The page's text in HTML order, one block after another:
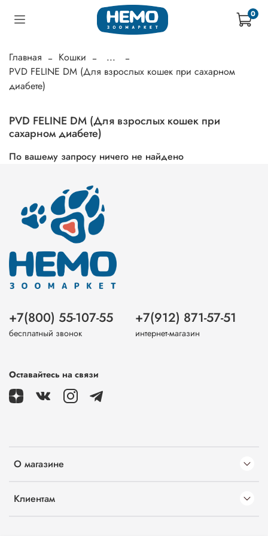
0
Главная Кошки
...
PVD FELINE DM (Для взрослых кошек при сахарном
диабете)
PVD FELINE DM (Для взрослых кошек при
сахарном диабете)
По вашему запросу ничего не найдено
О магазине
Клиентам
+7(800) 55-107-55
бесплатный звонок
+7(912) 871-57-51
интернет-магазин
Оставайтесь на связи